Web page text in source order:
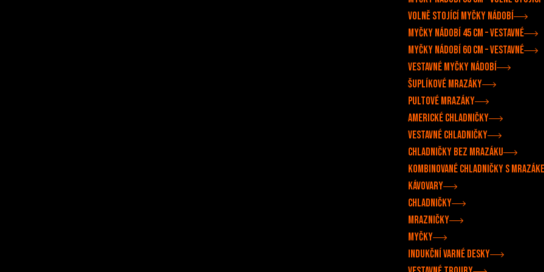
Volně stojící myčky nádobí
Myčky nádobí 45 cm – vestavné
Myčky nádobí 60 cm – vestavné
Vestavné myčky nádobí
Šuplíkové mrazáky
Pultové mrazáky
Americké chladničky
Vestavné chladničky
Chladničky bez mrazáku
Kombinované chladničky s
Kávovary
Chladničky
Mrazničky
Myčky
Indukční varné desky